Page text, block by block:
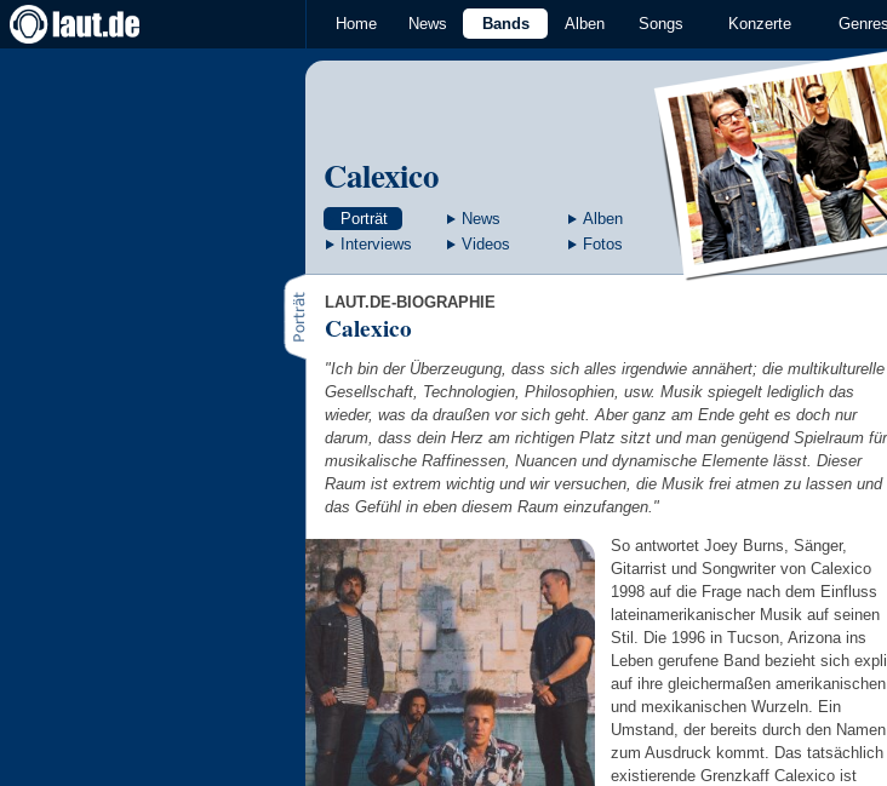
Home News Bands Alben Songs Konzerte Genres
Calexico
Porträt News
Alben
Interviews
Videos Fotos
LAUT.DE-BIOGRAPHIE
Calexico
"Ich bin der Überzeugung, dass sich alles irgendwie annähert; die multikulturelle
Gesellschaft, Technologien, Philosophien, usw. Musik spiegelt lediglich das
wieder, was da draußen vor sich geht. Aber ganz am Ende geht es doch nur
darum, dass dein Herz am richtigen Platz sitzt und man genügend Spielraum für
musikalische Raffinessen, Nuancen und dynamische Elemente lässt. Dieser
Raum ist extrem wichtig und wir versuchen, die Musik frei atmen zu lassen und
das Gefühl in eben diesem Raum einzufangen."
So antwortet Joey Burns, Sänger,
Gitarrist und Songwriter von Calexico
1998 auf die Frage nach dem Einfluss
lateinamerikanischer Musik auf seinen
Stil. Die 1996 in Tucson, Arizona ins
Leben gerufene Band bezieht sich
auf ihre gleichermaßen amerikanischen
und mexikanischen Wurzeln. Ein
Umstand, der bereits durch den Namen
zum Ausdruck kommt. Das tatsächlich
existierende Grenzkaff Calexico ist